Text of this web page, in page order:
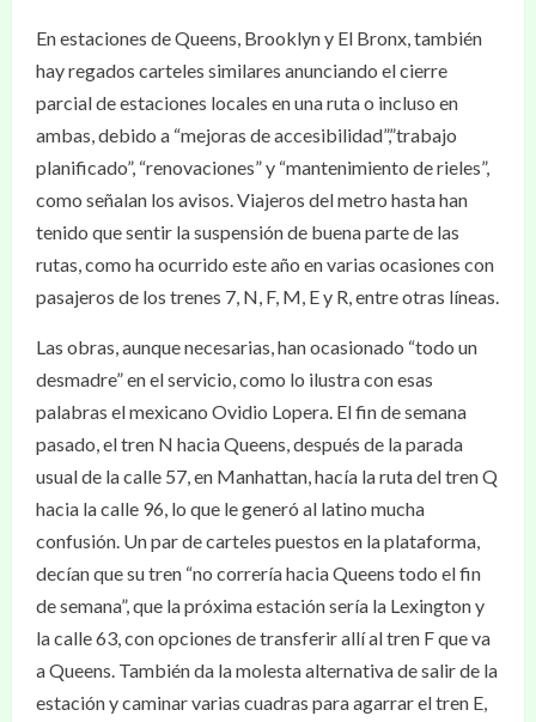
En estaciones de Queens, Brooklyn y El Bronx, también
hay regados carteles similares anunciando el cierre
parcial de estaciones locales en una ruta o incluso en
ambas, debido a “mejoras de accesibilidad”,”trabajo
planificado”, “renovaciones” y “mantenimiento de rieles”,
como señalan los avisos. Viajeros del metro hasta han
tenido que sentir la suspensión de buena parte de las
rutas, como ha ocurrido este año en varias ocasiones con
pasajeros de los trenes 7, N, F, M, E y R, entre otras líneas.
Las obras, aunque necesarias, han ocasionado “todo un
desmadre” en el servicio, como lo ilustra con esas
palabras el mexicano Ovidio Lopera. El fin de semana
pasado, el tren N hacia Queens, después de la parada
usual de la calle 57, en Manhattan, hacía la ruta del tren Q
hacia la calle 96, lo que le generó al latino mucha
confusión. Un par de carteles puestos en la plataforma,
decían que su tren “no correría hacia Queens todo el fin
de semana”, que la próxima estación sería la Lexington y
la calle 63, con opciones de transferir allí al tren F que va
a Queens. También da la molesta alternativa de salir de la
estación y caminar varias cuadras para agarrar el tren E,